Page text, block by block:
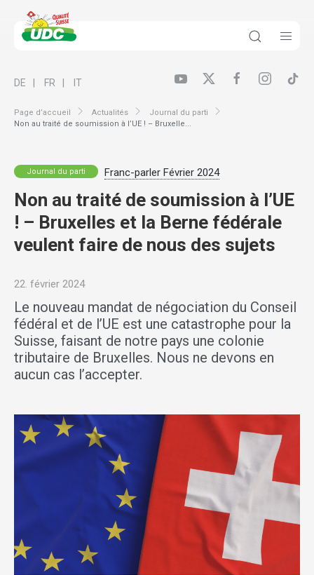
Page d’accueil Actualités
Journal du parti
Non au traité de soumission à l’UE ! – Bruxelle...
DE FR IT
Journal du parti Franc-parler Février 2024
Non au traité de soumission à l’UE
! – Bruxelles et la Berne fédérale
veulent faire de nous des sujets
22. février 2024
Le nouveau mandat de négociation du Conseil
fédéral et de l’UE est une catastrophe pour la
Suisse, faisant de notre pays une colonie
tributaire de Bruxelles. Nous ne devons en
aucun cas l’accepter.